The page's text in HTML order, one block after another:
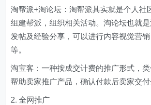
淘帮派+淘论坛：淘帮派其实就是个人社
组建帮派，组织相关活动。淘论坛也就
发帖及经验分享，可以进行内容视觉营
等。
淘宝客：一种按成交计费的推广形式，
帮助卖家推广产品，确认付款后卖家交付
2. 全网推广